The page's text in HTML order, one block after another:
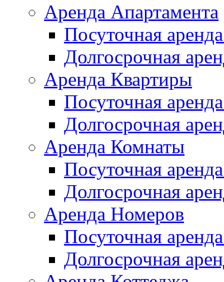
Аренда Апартамента
Посуточная
Долгосрочная
Аренда Квартиры
Посуточная
Долгосрочная
Аренда Комнаты
Посуточная
Долгосрочная
Аренда Номеров
Посуточная
Долгосрочная